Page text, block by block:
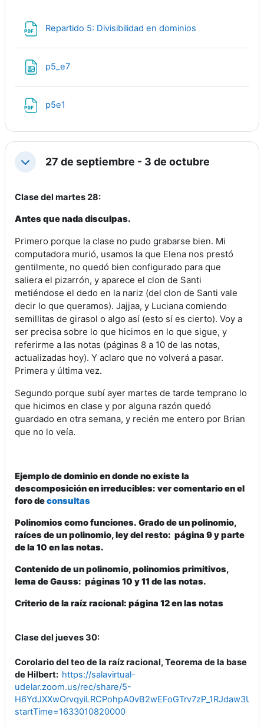
Repartido 5: Divisibilidad en dominios
p5_e7
p5e1
Colapsar27 de septiembre - 3 de octubre
Clase del martes 28:
Antes que nada disculpas.
Primero porque la clase no pudo grabarse bien. Mi
computadora murió, usamos la que Elena nos prestó
gentilmente, no quedó bien configurado para que
saliera el pizarrón, y aparece el clon de Santi
metiéndose el dedo en la nariz (del clon de Santi vale
decir lo que queramos). Jajjaa, y Luciana comiendo
semillitas de girasol o algo así (esto sí es cierto). Voy a
ser precisa sobre lo que hicimos en lo que sigue, y
referirme a las notas (páginas 8 a 10 de las notas,
actualizadas hoy). Y aclaro que no volverá a pasar.
Primera y última vez.
Segundo porque subí ayer martes de tarde temprano lo
que hicimos en clase y por alguna razón quedó
guardado en otra semana, y recién me entero por Brian
que no lo veía.
Ejemplo de dominio en donde no existe la
descomposición en irreducibles: ver comentario en el
foro deconsultas
Polinomios como funciones. Grado de un polinomio,
raíces de un polinomio, ley del resto: página 9 y parte
de la 10 en las notas.
Contenido de un polinomio, polinomios primitivos,
lema de Gauss: páginas 10 y 11 de las notas.
Criterio de la raíz racional: página 12 en las notas
Clase del jueves 30:
Corolario del teo de la raíz racional, Teorema de la base
de Hilbert: https://salavirtual-
udelar.zoom.us/rec/share/5-
startTime=1633010820000